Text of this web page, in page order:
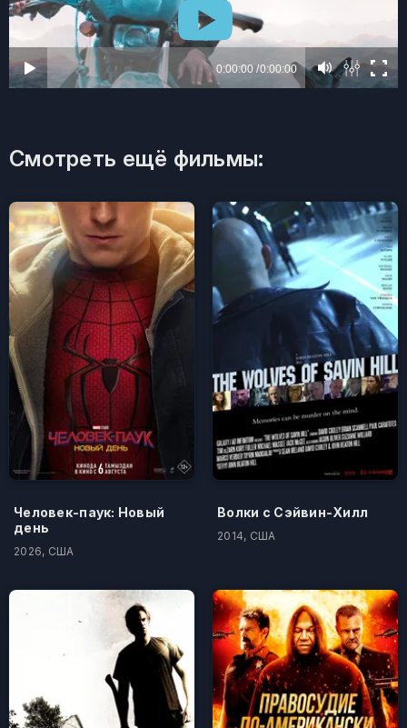
Смотреть ещё фильмы:
Человек-паук: Новый
день
2026, США
Волки с Сэйвин-Хилл
2014, США